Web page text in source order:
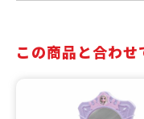
この商品と合わせ